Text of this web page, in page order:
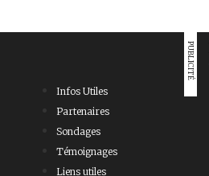
PUBLICITÉ
Infos Utiles
Partenaires
Sondages
Témoignages
Liens utiles